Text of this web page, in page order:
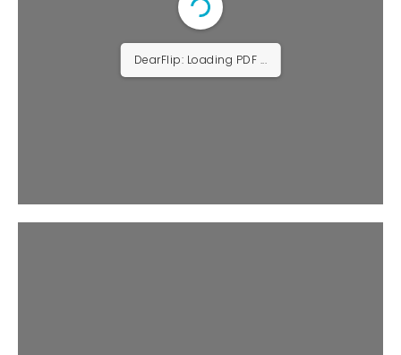
DearFlip: Loading PDF 13% ...